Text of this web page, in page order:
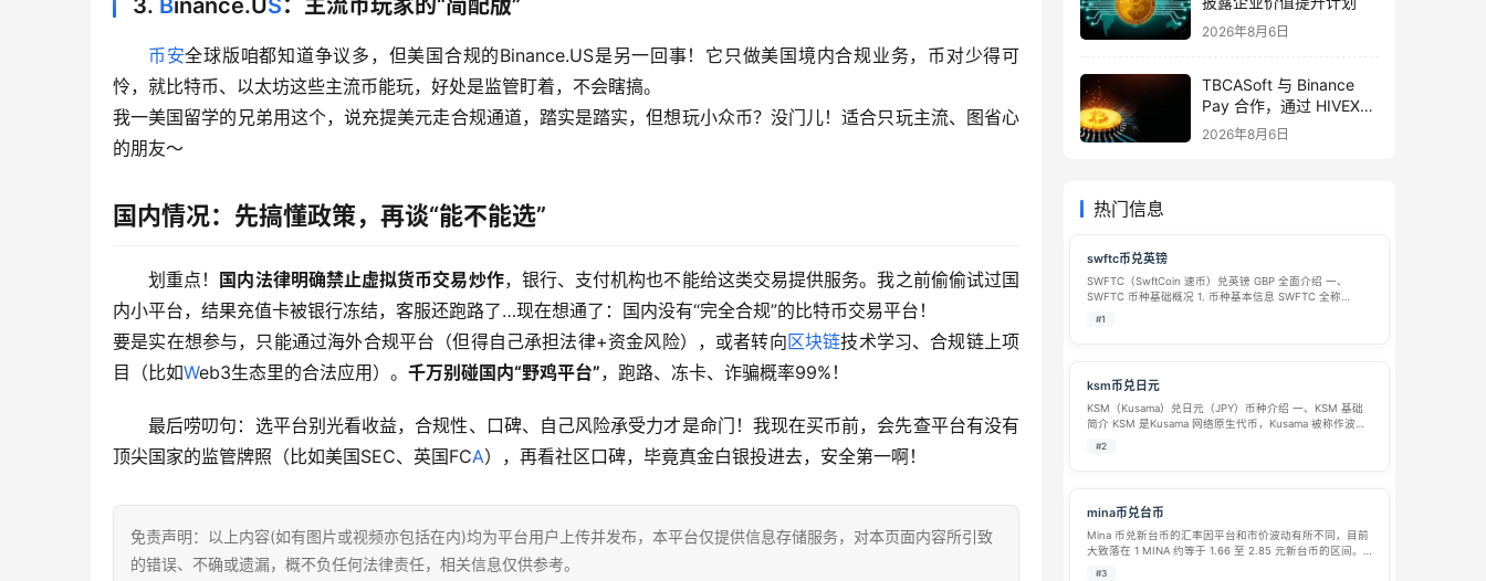
3. Binance.US：主流币玩家的“简配版”
币安全球版咱都知道争议多，但美国合规的Binance.US是另一回事！它只做美国境内合规业务，币对少得可
怜，就比特币、以太坊这些主流币能玩，好处是监管盯着，不会瞎搞。
我一美国留学的兄弟用这个，说充提美元走合规通道，踏实是踏实，但想玩小众币？没门儿！适合只玩主流、图省心
的朋友～
国内情况：先搞懂政策，再谈“能不能选”
划重点！ 国内法律明确禁止虚拟货币交易炒作，银行、支付机构也不能给这类交易提供服务。我之前偷偷试过国
内小平台，结果充值卡被银行冻结，客服还跑路了…现在想通了：国内没有“完全合规”的比特币交易平台！
要是实在想参与，只能通过海外合规平台（但得自己承担法律+资金风险），或者转向区块链技术学习、合规链上项
目（比如Web3生态里的合法应用）。 千万别碰国内“野鸡平台”，跑路、冻卡、诈骗概率99%！
最后唠叨句：选平台别光看收益，合规性、口碑、自己风险承受力才是命门！我现在买币前，会先查平台有没有
顶尖国家的监管牌照（比如美国SEC、英国FCA），再看社区口碑，毕竟真金白银投进去，安全第一啊！
免责声明：以上内容(如有图片或视频亦包括在内)均为平台用户上传并发布，本平台仅提供信息存储服务，对本页面内容所引致
的错误、不确或遗漏，概不负任何法律责任，相关信息仅供参考。
2026年8月6日
TBCASoft 与 Binance
Pay 合作，通过 HIVEX
网络拓展 Web3 支付
2026年8月6日
热门信息
swftc币兑英镑
SWFTC（SwftCoin 速币）兑英镑 GBP 全面介绍 一、
SWFTC 币种基础概况 1. 币种基本信息 SWFTC 全称
SwftCoin，国内常称速币，是 SWFT Blockchain 跨链协议
#1
ksm币兑日元
KSM（Kusama）兑日元（JPY）币种介绍 一、KSM 基础
简介 KSM 是Kusama 网络原生代币，Kusama 被称作波卡
（Polkadot）的金丝雀先行网，由 Gavin Wood 带领 Parity
#2
mina币兑台币
Mina 币兑新台币的汇率因平台和市价波动有所不同，目前
大致落在 1 MINA 约等于 1.66 至 2.85 元新台币的区间。
由于加密货币市场价格实时变动，不同平台和交易时间的
#3